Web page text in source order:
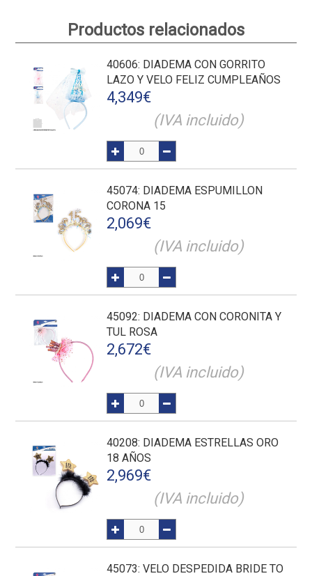
Productos relacionados
40606: DIADEMA CON GORRITO
LAZO Y VELO FELIZ CUMPLEAÑOS
4,349€
(IVA incluido)
45074: DIADEMA ESPUMILLON
CORONA 15
2,069€
(IVA incluido)
45092: DIADEMA CON CORONITA Y
TUL ROSA
2,672€
(IVA incluido)
40208: DIADEMA ESTRELLAS ORO
18 AÑOS
2,969€
(IVA incluido)
45073: VELO DESPEDIDA BRIDE TO